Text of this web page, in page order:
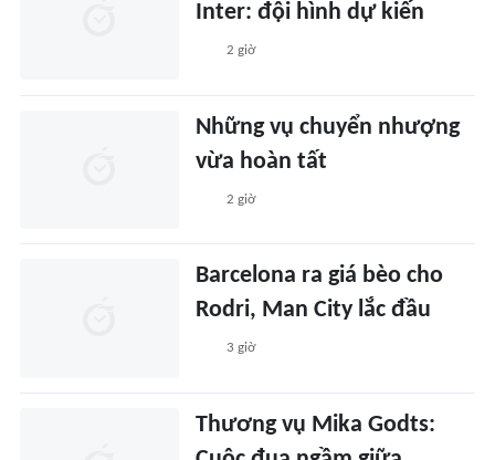
Inter: đội hình dự kiến
2 giờ
Những vụ chuyển nhượng
vừa hoàn tất
2 giờ
Barcelona ra giá bèo cho
Rodri, Man City lắc đầu
3 giờ
Thương vụ Mika Godts: